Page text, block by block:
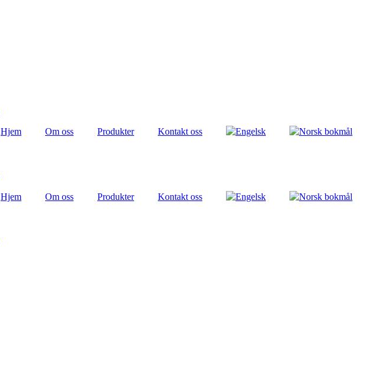
Hjem Om oss Produkter
Kontakt oss
Hjem Om oss Produkter Kontakt oss